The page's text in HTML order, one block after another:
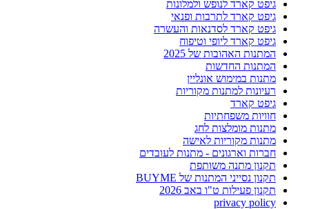
גיפט קארד לנופש ולמלונות
גיפט קארד לתרבות ופנאי
גיפט קארד לסדנאות והעשרה
גיפט קארד ליופי וטיפוח
המתנות האהובות של 2025
המתנות החדשות
מתנות במימוש אונליין
רעיונות למתנות מקוריות
גיפט קארד
חוויות משפחתיות
מתנות מומלצות לחג
מתנות מקוריות לאישה
חברות וארגונים - מתנות לעובדים
תקנון מתנה משותפת
תקנון נסייני המתנות של BUYME
תקנון פעילות ט"ו באב 2026
privacy policy